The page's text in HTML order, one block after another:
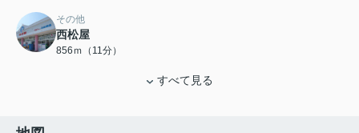
その他
西松屋
856ｍ（11分）
すべて見る